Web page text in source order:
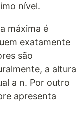
nível.
máxima é
exatamente
são
a altura
a n. Por outro
apresenta